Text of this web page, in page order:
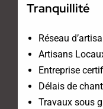
Tranquillité
Réseau
Artisans
Entreprise
Délais de
Travaux sous